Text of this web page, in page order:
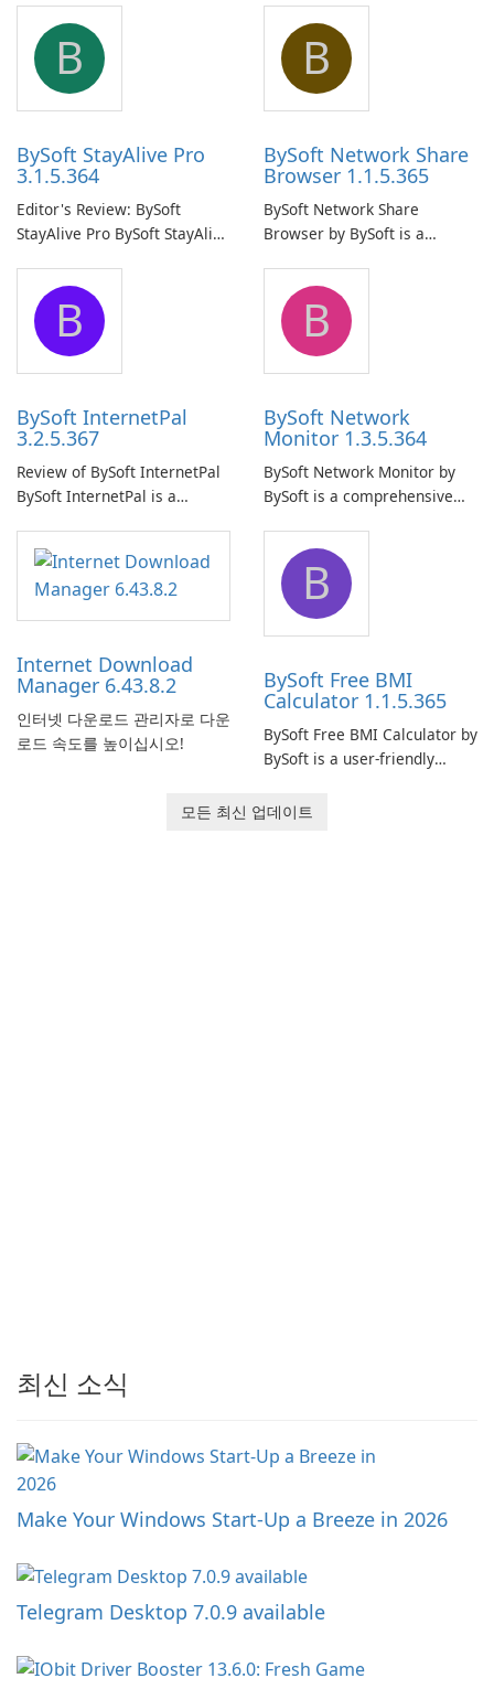
B
BySoft StayAlive Pro
3.1.5.364
Editor's Review: BySoft
StayAlive Pro BySoft StayAlive
application designed to
ensure the continuous and
uninterrupted operation of
your computer system.
B
BySoft Network Share
Browser 1.1.5.365
BySoft Network Share
Browser by BySoft is a
application that allows users
to easily browse and manage
shared folders on their
network.
B
BySoft InternetPal
3.2.5.367
Review of BySoft InternetPal
BySoft InternetPal is a
application designed to
monitor your internet
connection and provide real-
time insights into its
B
BySoft Network
Monitor 1.3.5.364
BySoft Network Monitor by
BySoft is a comprehensive
designed to help businesses
effectively manage their
network infrastructure.
Internet Download
Manager 6.43.8.2
인터넷 다운로드 관리자로 다운
로드 속도를 높이십시오!
B
BySoft Free BMI
Calculator 1.1.5.365
BySoft Free BMI Calculator by
BySoft is a user-friendly
designed to help you
모든 최신 업데이트
최신 소식
Make Your Windows Start-Up a Breeze in 2026
Telegram Desktop 7.0.9 available